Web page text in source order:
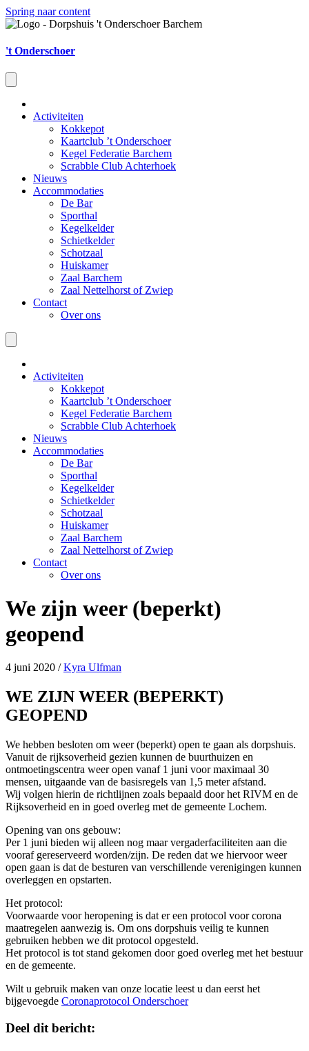
Spring naar content
't Onderschoer
Activiteiten
Kokkepot
Kaartclub ’t Onderschoer
Kegel Federatie Barchem
Scrabble Club Achterhoek
Nieuws
Accommodaties
De Bar
Sporthal
Kegelkelder
Schietkelder
Schotzaal
Huiskamer
Zaal Barchem
Zaal Nettelhorst of Zwiep
Contact
Over ons
Activiteiten
Kokkepot
Kaartclub ’t Onderschoer
Kegel Federatie Barchem
Scrabble Club Achterhoek
Nieuws
Accommodaties
De Bar
Sporthal
Kegelkelder
Schietkelder
Schotzaal
Huiskamer
Zaal Barchem
Zaal Nettelhorst of Zwiep
Contact
Over ons
We zijn weer (beperkt)
geopend
4 juni 2020 /Kyra Ulfman
WE ZIJN WEER (BEPERKT)
GEOPEND
We hebben besloten om weer (beperkt) open te gaan als dorpshuis.
Vanuit de rijksoverheid gezien kunnen de buurthuizen en
ontmoetingscentra weer open vanaf 1 juni voor maximaal 30
mensen, uitgaande van de basisregels van 1,5 meter afstand.
Wij volgen hierin de richtlijnen zoals bepaald door het RIVM en de
Rijksoverheid en in goed overleg met de gemeente Lochem.
Opening van ons gebouw:
Per 1 juni bieden wij alleen nog maar vergaderfaciliteiten aan die
vooraf gereserveerd worden/zijn. De reden dat we hiervoor weer
open gaan is dat de besturen van verschillende verenigingen kunnen
overleggen en opstarten.
Het protocol:
Voorwaarde voor heropening is dat er een protocol voor corona
maatregelen aanwezig is. Om ons dorpshuis veilig te kunnen
gebruiken hebben we dit protocol opgesteld.
Het protocol is tot stand gekomen door goed overleg met het bestuur
en de gemeente.
Wilt u gebruik maken van onze locatie leest u dan eerst het
bijgevoegde Coronaprotocol Onderschoer
Deel dit bericht: